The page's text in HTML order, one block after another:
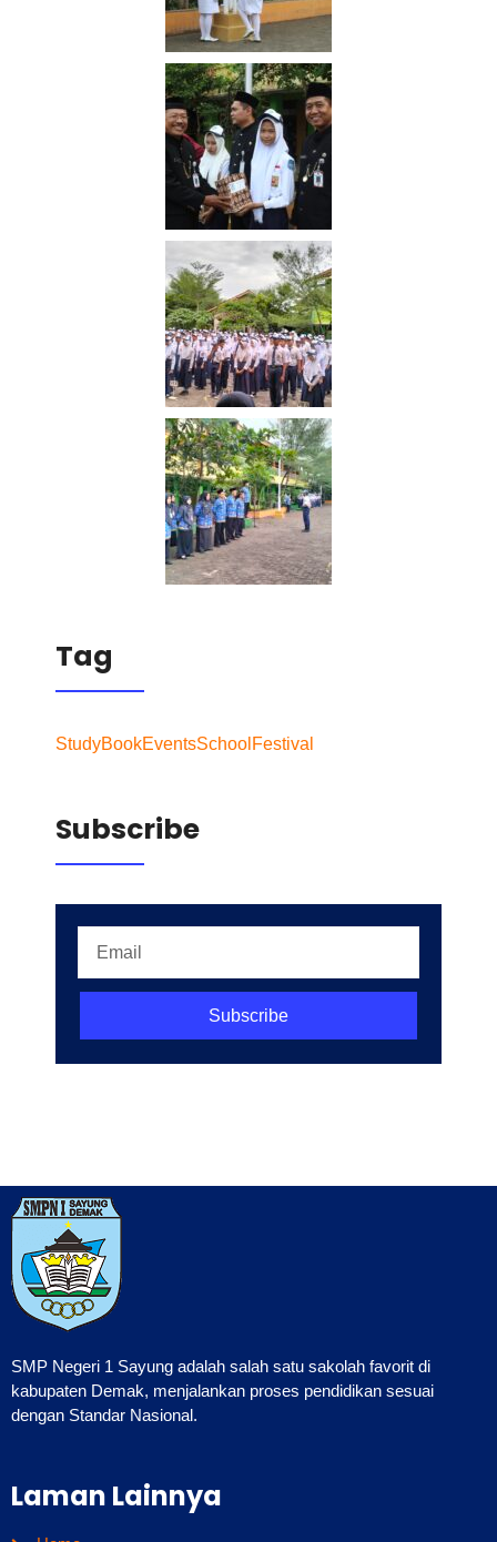
Tag
StudyBookEventsSchool Festival
Subscribe
Subscribe
SMP Negeri 1 Sayung adalah salah satu sakolah favorit di
kabupaten Demak, menjalankan proses pendidikan sesuai
dengan Standar Nasional.
Laman Lainnya